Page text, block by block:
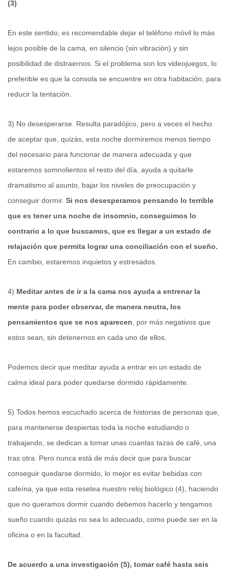
(3).
En este sentido, es recomendable dejar el teléfono móvil lo más
lejos posible de la cama, en silencio (sin vibración) y sin
posibilidad de distraernos. Si el problema son los videojuegos, lo
preferible es que la consola se encuentre en otra habitación, para
reducir la tentación.
3) No desesperarse. Resulta paradójico, pero a veces el hecho
de aceptar que, quizás, esta noche dormiremos menos tiempo
del necesario para funcionar de manera adecuada y que
estaremos somnolientos el resto del día, ayuda a quitarle
dramatismo al asunto, bajar los niveles de preocupación y
conseguir dormir. Si nos desesperamos pensando lo terrible
que es tener una noche de insomnio, conseguimos lo
contrario a lo que buscamos, que es llegar a un estado de
relajación que permita lograr una conciliación con el sueño.
En cambio, estaremos inquietos y estresados.
4) Meditar antes de ir a la cama nos ayuda a entrenar la
mente para poder observar, de manera neutra, los
pensamientos que se nos aparecen, por más negativos que
estos sean, sin detenernos en cada uno de ellos.
Podemos decir que meditar ayuda a entrar en un estado de
calma ideal para poder quedarse dormido rápidamente.
5) Todos hemos escuchado acerca de historias de personas que,
para mantenerse despiertas toda la noche estudiando o
trabajando, se dedican a tomar unas cuantas tazas de café, una
tras otra. Pero nunca está de más decir que para buscar
conseguir quedarse dormido, lo mejor es evitar bebidas con
cafeína, ya que esta resetea nuestro reloj biológico (4), haciendo
que no queramos dormir cuando debemos hacerlo y tengamos
sueño cuando quizás no sea lo adecuado, como puede ser en la
oficina o en la facultad.
De acuerdo a una investigación (5), tomar café hasta seis